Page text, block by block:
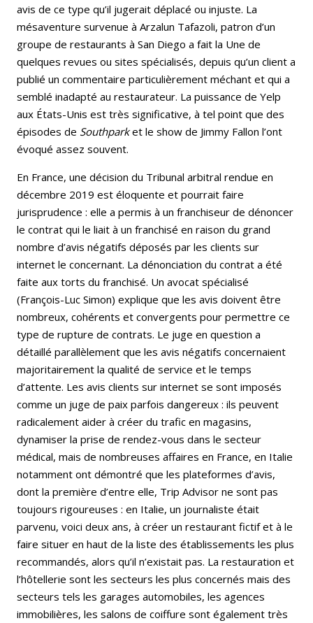
avis de ce type qu’il jugerait déplacé ou injuste. La
mésaventure survenue à Arzalun Tafazoli, patron d’un
groupe de restaurants à San Diego a fait la Une de
quelques revues ou sites spécialisés, depuis qu’un client a
publié un commentaire particulièrement méchant et qui a
semblé inadapté au restaurateur. La puissance de Yelp
aux États-Unis est très significative, à tel point que des
épisodes de Southparket le show de Jimmy Fallon l’ont
évoqué assez souvent.
En France, une décision du Tribunal arbitral rendue en
décembre 2019 est éloquente et pourrait faire
jurisprudence : elle a permis à un franchiseur de dénoncer
le contrat qui le liait à un franchisé en raison du grand
nombre d’avis négatifs déposés par les clients sur
internet le concernant. La dénonciation du contrat a été
faite aux torts du franchisé. Un avocat spécialisé
(François-Luc Simon) explique que les avis doivent être
nombreux, cohérents et convergents pour permettre ce
type de rupture de contrats. Le juge en question a
détaillé parallèlement que les avis négatifs concernaient
majoritairement la qualité de service et le temps
d’attente. Les avis clients sur internet se sont imposés
comme un juge de paix parfois dangereux : ils peuvent
radicalement aider à créer du trafic en magasins,
dynamiser la prise de rendez-vous dans le secteur
médical, mais de nombreuses affaires en France, en Italie
notamment ont démontré que les plateformes d’avis,
dont la première d’entre elle, Trip Advisor ne sont pas
toujours rigoureuses : en Italie, un journaliste était
parvenu, voici deux ans, à créer un restaurant fictif et à le
faire situer en haut de la liste des établissements les plus
recommandés, alors qu’il n’existait pas. La restauration et
l’hôtellerie sont les secteurs les plus concernés mais des
secteurs tels les garages automobiles, les agences
immobilières, les salons de coiffure sont également très